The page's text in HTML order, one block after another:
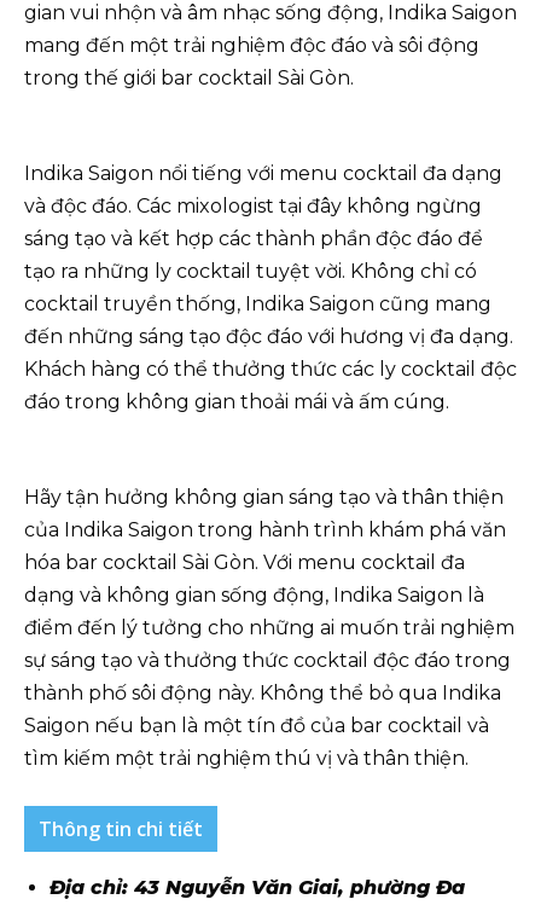
gian vui nhộn và âm nhạc sống động, Indika Saigon
mang đến một trải nghiệm độc đáo và sôi động
trong thế giới bar cocktail Sài Gòn.
Indika Saigon nổi tiếng với menu cocktail đa dạng
và độc đáo. Các mixologist tại đây không ngừng
sáng tạo và kết hợp các thành phần độc đáo để
tạo ra những ly cocktail tuyệt vời. Không chỉ có
cocktail truyền thống, Indika Saigon cũng mang
đến những sáng tạo độc đáo với hương vị đa dạng.
Khách hàng có thể thưởng thức các ly cocktail độc
đáo trong không gian thoải mái và ấm cúng.
Hãy tận hưởng không gian sáng tạo và thân thiện
của Indika Saigon trong hành trình khám phá văn
hóa bar cocktail Sài Gòn. Với menu cocktail đa
dạng và không gian sống động, Indika Saigon là
điểm đến lý tưởng cho những ai muốn trải nghiệm
sự sáng tạo và thưởng thức cocktail độc đáo trong
thành phố sôi động này. Không thể bỏ qua Indika
Saigon nếu bạn là một tín đồ của bar cocktail và
tìm kiếm một trải nghiệm thú vị và thân thiện.
Thông tin chi tiết
Địa chỉ: 43 Nguyễn Văn Giai, phường Đa